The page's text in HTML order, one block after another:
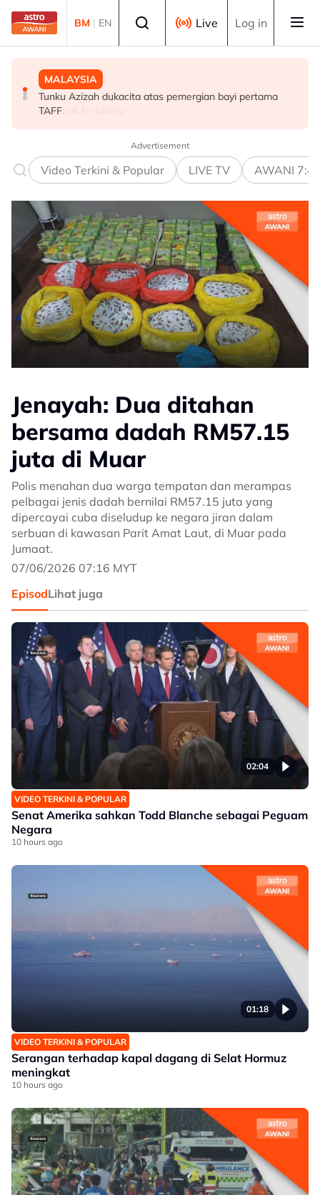
Skip to main content
BM | EN Live Log in
MALAYSIA
Tunku Azizah dukacita atas pemergian bayi pertama
TAFF
DUNIA
Ratusan ditahan susulan kebakaran hutan di Perancis
DUNIA
Keadaan Joe Biden makin lemah, kanser prostat
merebak ke tulang
Advertisement
Video Terkini & Popular LIVE TV AWANI
Jenayah: Dua ditahan
bersama dadah RM57.15
juta di Muar
Polis menahan dua warga tempatan dan merampas
pelbagai jenis dadah bernilai RM57.15 juta yang
dipercayai cuba diseludup ke negara jiran dalam
serbuan di kawasan Parit Amat Laut, di Muar pada
Jumaat.
07/06/2026 07:16 MYT
EpisodLihat juga
02:04
VIDEO TERKINI & POPULAR
Senat Amerika sahkan Todd Blanche sebagai Peguam
Negara
10 hours ago
01:18
VIDEO TERKINI & POPULAR
Serangan terhadap kapal dagang di Selat Hormuz
meningkat
10 hours ago